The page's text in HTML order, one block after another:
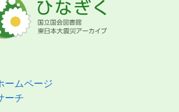
ームページ
ーチ